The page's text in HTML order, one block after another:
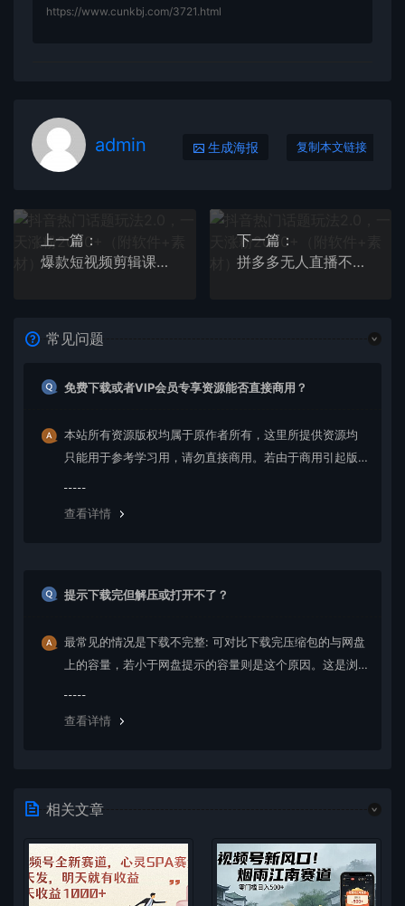
https://www.cunkbj.com/3721.html
admin 生成海报 复制本文链接
上一篇：
爆款短视频剪辑课：百万主播都在用的技巧，轻松突破10w粉丝
下一篇：
拼多多无人直播不封号玩法，0投入，3天必起，日入1000+
常见问题
免费下载或者VIP会员专享资源能否直接商用？
本站所有资源版权均属于原作者所有，这里所提供资源均
只能用于参考学习用，请勿直接商用。若由于商用引起版
查看详情
提示下载完但解压或打开不了？
最常见的情况是下载不完整: 可对比下载完压缩包的与网盘
上的容量，若小于网盘提示的容量则是这个原因。这是浏
查看详情
相关文章